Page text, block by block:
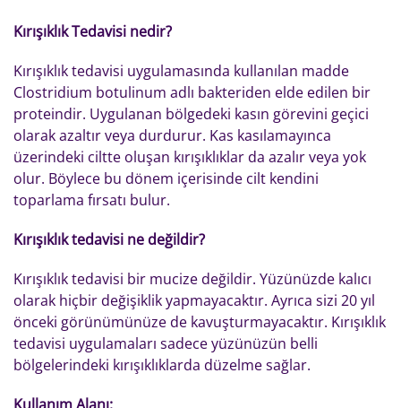
Kırışıklık Tedavisi nedir?
Kırışıklık tedavisi uygulamasında kullanılan madde
Clostridium botulinum adlı bakteriden elde edilen bir
proteindir. Uygulanan bölgedeki kasın görevini geçici
olarak azaltır veya durdurur. Kas kasılamayınca
üzerindeki ciltte oluşan kırışıklıklar da azalır veya yok
olur. Böylece bu dönem içerisinde cilt kendini
toparlama fırsatı bulur.
Kırışıklık tedavisi ne değildir?
Kırışıklık tedavisi bir mucize değildir. Yüzünüzde kalıcı
olarak hiçbir değişiklik yapmayacaktır. Ayrıca sizi 20 yıl
önceki görünümünüze de kavuşturmayacaktır. Kırışıklık
tedavisi uygulamaları sadece yüzünüzün belli
bölgelerindeki kırışıklıklarda düzelme sağlar.